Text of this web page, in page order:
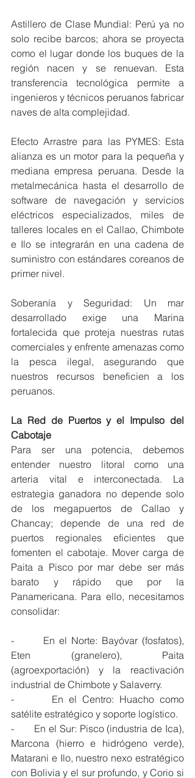
Astillero de Clase Mundial: Perú ya no
solo recibe barcos; ahora se proyecta
como el lugar donde los buques de la
región nacen y se renuevan. Esta
transferencia tecnológica permite a
ingenieros y técnicos peruanos fabricar
naves de alta complejidad.
Efecto Arrastre para las PYMES: Esta
alianza es un motor para la pequeña y
mediana empresa peruana. Desde la
metalmecánica hasta el desarrollo de
software de navegación y servicios
eléctricos especializados, miles de
talleres locales en el Callao, Chimbote
e Ilo se integrarán en una cadena de
suministro con estándares coreanos de
primer nivel.
Soberanía y Seguridad: Un mar
desarrollado exige una Marina
fortalecida que proteja nuestras rutas
comerciales y enfrente amenazas como
la pesca ilegal, asegurando que
nuestros recursos beneficien a los
peruanos.
La Red de Puertos y el Impulso del
Cabotaje
Para ser una potencia, debemos
entender nuestro litoral como una
arteria vital e interconectada. La
estrategia ganadora no depende solo
de los megapuertos de Callao y
Chancay; depende de una red de
puertos regionales eficientes que
fomenten el cabotaje. Mover carga de
Paita a Pisco por mar debe ser más
barato y rápido que por la
Panamericana. Para ello, necesitamos
consolidar:
-       En el Norte: Bayóvar (fosfatos),
Eten (granelero), Paita
(agroexportación) y la reactivación
industrial de Chimbote y Salaverry.
-       En el Centro: Huacho como
satélite estratégico y soporte logístico.
-       En el Sur: Pisco (industria de Ica),
Marcona (hierro e hidrógeno verde),
Matarani e Ilo, nuestro nexo estratégico
con Bolivia y el sur profundo, y Corio si